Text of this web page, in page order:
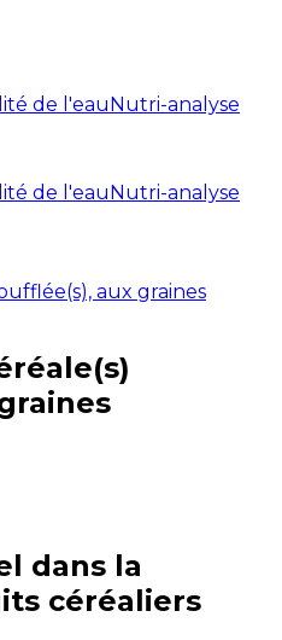
de l'eauNutri-analyse
de l'eauNutri-analyse
aux graines
dans la
céréaliers